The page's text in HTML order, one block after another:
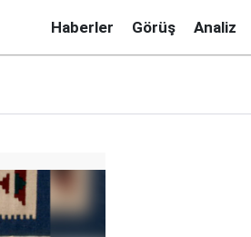
Haberler Görüş Analiz